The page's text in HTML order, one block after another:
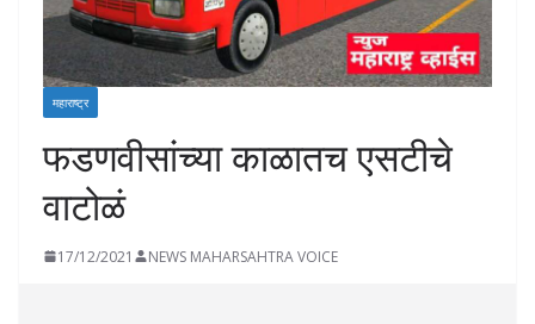
महाराष्ट्र
फडणवीसांच्या काळातच एसटीचे
वाटोळं
17/12/2021 NEWS MAHARSAHTRA VOICE